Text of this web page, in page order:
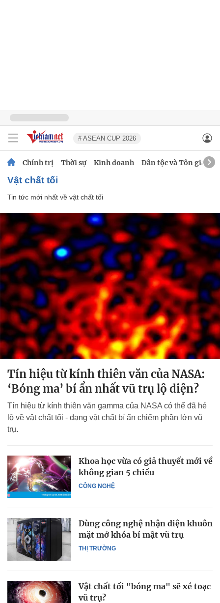
# ASEAN CUP 2026
Chính trị Thời sự Kinh doanh Dân tộc và Tôn giáo
vật chất tối
Tin tức mới nhất về vật chất tối
Tín hiệu từ kính thiên văn của NASA:
‘Bóng ma’ bí ẩn nhất vũ trụ lộ diện?
Tín hiệu từ kính thiên văn gamma của NASA có thể đã hé
lộ về vật chất tối - dạng vật chất bí ẩn chiếm phần lớn vũ
trụ.
CÔNG NGHỆ
Khoa học vừa có giả thuyết mới về
không gian 5 chiều
THỊ TRƯỜNG
Dùng công nghệ nhận diện khuôn
mặt mở khóa bí mật vũ trụ
Vật chất tối "bóng ma" sẽ xé toạc
vũ trụ?